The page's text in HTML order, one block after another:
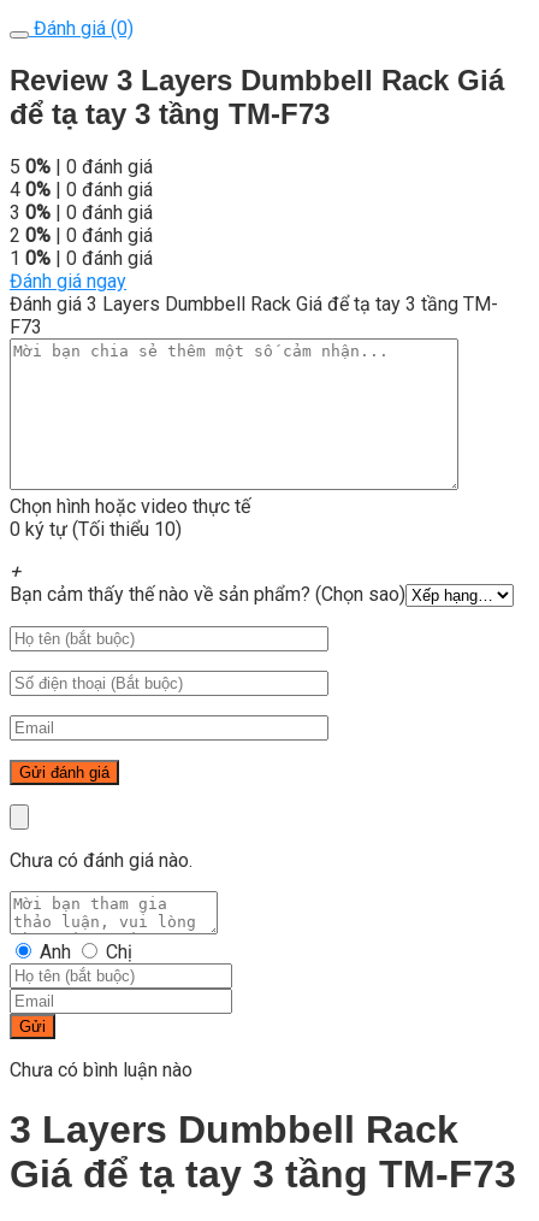
Đánh giá (0)
Review 3 Layers Dumbbell Rack Giá
để tạ tay 3 tầng TM-F73
5 0% | 0 đánh giá
4 0% | 0 đánh giá
3 0% | 0 đánh giá
2 0% | 0 đánh giá
1 0% | 0 đánh giá
Đánh giá ngay
Đánh giá 3 Layers Dumbbell Rack Giá để tạ tay 3 tầng TM-
F73
Chọn hình hoặc video thực tế
0 ký tự (Tối thiểu 10)
+
Bạn cảm thấy thế nào về sản phẩm? (Chọn sao)
Chưa có đánh giá nào.
Anh Chị
Gửi
Chưa có bình luận nào
3 Layers Dumbbell Rack
Giá để tạ tay 3 tầng TM-F73